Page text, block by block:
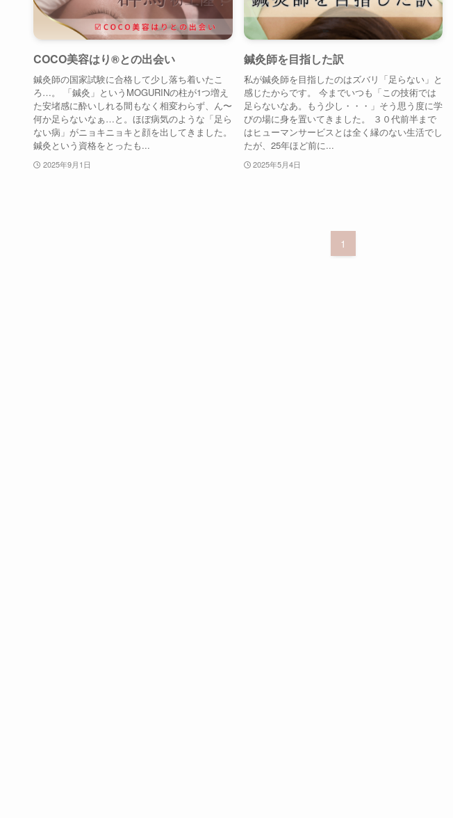
COCO美容はり®︎との出会い
鍼灸師の国家試験に合格して少し落ち着いたこ
ろ…。 「鍼灸」というMOGURINの柱が1つ増え
た安堵感に酔いしれる間もなく相変わらず、ん〜
何か足らないなぁ…と。ほぼ病気のような「足ら
ない病」がニョキニョキと顔を出してきました。
鍼灸という資格をとったも...
2025年9月1日
鍼灸師を目指した訳
私が鍼灸師を目指したのはズバリ「足らない」と
感じたからです。 今までいつも「この技術では
足らないなあ。もう少し・・・」そう思う度に学
びの場に身を置いてきました。 ３０代前半まで
はヒューマンサービスとは全く縁のない生活でし
たが、25年ほど前に...
2025年5月4日
1